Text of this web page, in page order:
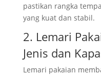
pastikan rangka
yang kuat dan stabil.
2. Lemari
Jenis dan
Lemari pakaian